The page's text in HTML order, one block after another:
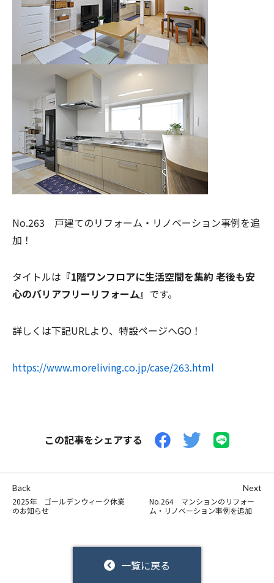
No.263 戸建てのリフォーム・リノベーション事例を追
加！
タイトルは 『1階ワンフロアに生活空間を集約 老後も安
心のバリアフリーリフォーム』 です。
詳しくは下記URLより、特設ページヘGO！
https://www.moreliving.co.jp/case/263.html
この記事をシェアする
Back
2025年 ゴールデンウィーク休業
のお知らせ
一覧に戻る
Next
No.264 マンションのリフォー
ム・リノベーション事例を追加